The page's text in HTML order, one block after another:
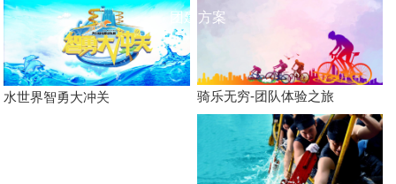
团建方案
水世界智勇大冲关 骑乐无穷-团队体验之旅